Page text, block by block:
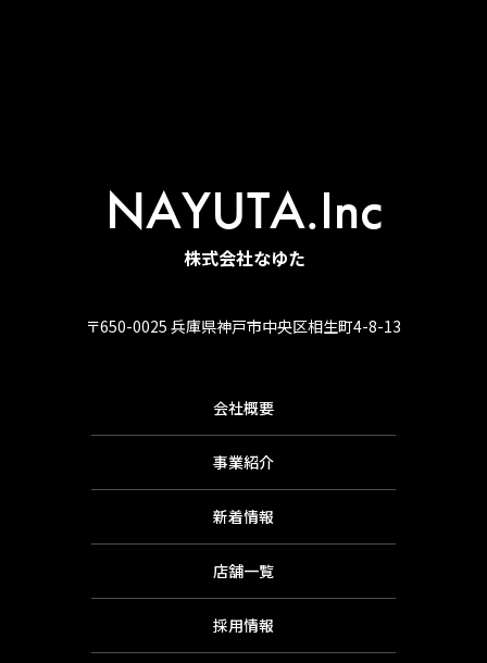
NAYUTA.Inc
株式会社なゆた
〒650-0025 兵庫県神戸市中央区相生町4-8-13
会社概要
事業紹介
新着情報
店舗一覧
採用情報